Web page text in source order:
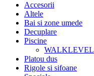
Accesorii
Altele
Bai si zone umede
Decuplare
Piscine
WALKLEVEL
Platou dus
Rigole si sifoane